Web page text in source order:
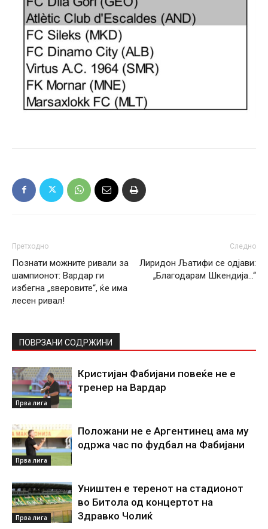
Претходно
Познати можните ривали за
шампионот: Вардар ги
избегна „ѕверовите“, ќе има
лесен ривал!
Следно
Лиридон Љатифи се одјави:
„Благодарам Шкендија…“
ПОВРЗАНИ СОДРЖИНИ
Прва лига
Кристијан Фабијани повеќе не е
тренер на Вардар
Прва лига
Положани не е Аргентинец ама му
одржа час по фудбал на Фабијани
Прва лига
Уништен е теренот на стадионот
во Битола од концертот на
Здравко Чолиќ